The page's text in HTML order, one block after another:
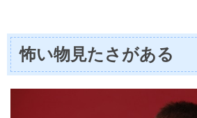
怖い物見たさがある